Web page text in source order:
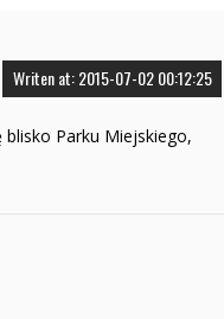
Writen at: 2015-07-02 00:12:25
Parku Miejskiego,